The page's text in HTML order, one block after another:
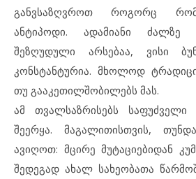
განვსაზღვროთ როგორც
ანტიპოდი. ადამიანი ძალზე
შეზღუდული არსებაა, ვისი
კონსტანტურია. მხოლოდ
თუ გააკეთილშობილებს მას.
ამ თვალსაზრისებს საფუძველი
შეერყა. მაგალითისთვის,
ავიღოთ: მცირე მუტაციებიდან
შედეგად ახალ სახეობათა